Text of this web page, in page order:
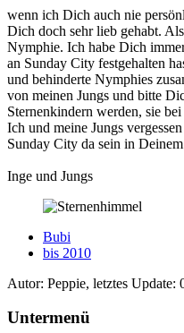
wenn ich Dich auch nie
Dich doch sehr lieb gehabt.
Nymphie. Ich habe Dich
an Sunday City festgehalten
und behinderte Nymphies
von meinen Jungs und bitte
Sternenkindern werden, sie
Ich und meine Jungs
Sunday City da sein in
Inge und Jungs
Bubi
bis 2010
Autor: Peppie, letztes Update:
Untermenü